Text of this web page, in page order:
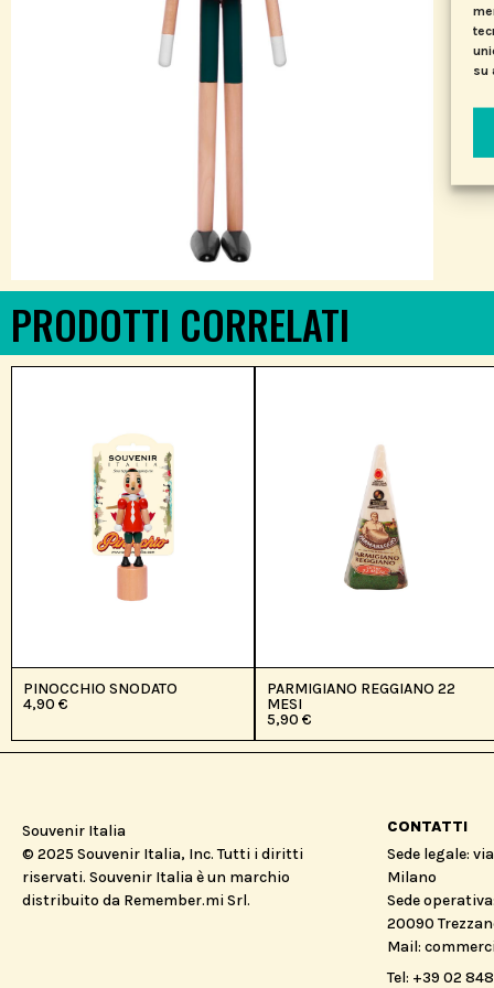
su
PRODOTTI CORRELATI
PINOCCHIO SNODATO
4,90 €
PARMIGIANO REGGIANO 22
MESI
5,90 €
Souvenir Italia
© 2025 Souvenir Italia, Inc. Tutti i diritti
riservati. Souvenir Italia è un marchio
distribuito da Remember.mi Srl.
CONTATTI
Sede legale:
Milano
Sede
20090
Mail:
Tel: +39 02